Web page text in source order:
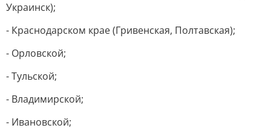
Украинск);
- Краснодарском крае (Гривенская, Полтавская);
- Орловской;
- Тульской;
- Владимирской;
- Ивановской;